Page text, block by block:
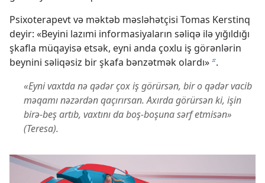
Psixoterapevt və məktəb məsləhətçisi Tomas Kerstinq
deyir: «Beyini lazımi informasiyaların səliqə ilə yığıldığı
şkafla müqayisə etsək, eyni anda çoxlu iş görənlərin
beynini səliqəsiz bir şkafa bənzətmək olardı»b.
«Eyni vaxtda nə qədər çox iş görürsən, bir o qədər vacib
məqamı nəzərdən qaçırırsan. Axırda görürsən ki, işin
birə-beş artıb, vaxtını da boş-boşuna sərf etmisən»
(Teresa).